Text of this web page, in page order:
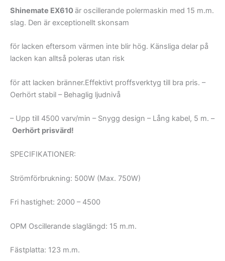
Shinemate EX610är oscillerande polermaskin med 15 m.m.
slag. Den är exceptionellt skonsam
för lacken eftersom värmen inte blir hög. Känsliga delar på
lacken kan alltså poleras utan risk
för att lacken bränner.Effektivt proffsverktyg till bra pris. –
Oerhört stabil – Behaglig ljudnivå
– Upp till 4500 varv/min – Snygg design – Lång kabel, 5 m. –
Oerhört prisvärd!
SPECIFIKATIONER:
Strömförbrukning: 500W (Max. 750W)
Fri hastighet: 2000 – 4500
OPM Oscillerande slaglängd: 15 m.m.
Fästplatta: 123 m.m.